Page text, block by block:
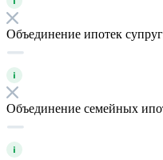
Объединение ипотек
Объединение семейных